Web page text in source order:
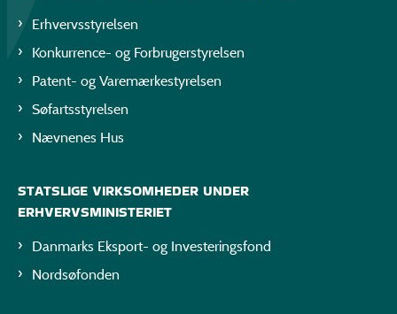
Erhvervsstyrelsen
Konkurrence- og Forbrugerstyrelsen
Patent- og Varemærkestyrelsen
Søfartsstyrelsen
Nævnenes Hus
STATSLIGE VIRKSOMHEDER UNDER
ERHVERVSMINISTERIET
Danmarks Eksport- og Investeringsfond
Nordsøfonden